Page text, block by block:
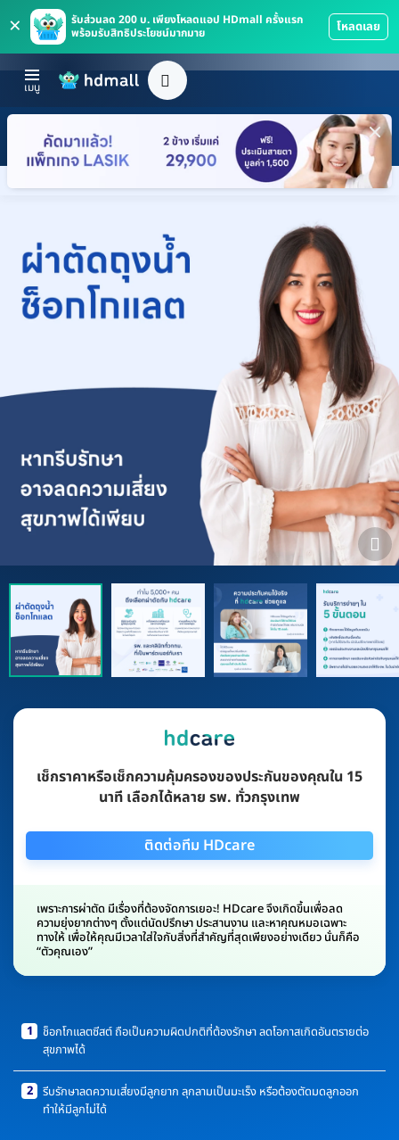
×
รับส่วนลด 200 บ. เพียงโหลดแอป HDmall ครั้งแรก
พร้อมรับสิทธิประโยชน์มากมาย
โหลดเลย
เช็กราคาหรือเช็กความคุ้มครองของประกันของคุณใน 15
นาที เลือกได้หลาย รพ. ทั่วกรุงเทพ
ติดต่อทีม HDcare
เพราะการผ่าตัด มีเรื่องที่ต้องจัดการเยอะ! HDcare จึงเกิดขึ้นเพื่อลด
ความยุ่งยากต่างๆ ตั้งแต่นัดปรึกษา ประสานงาน และหาคุณหมอเฉพาะ
ทางให้ เพื่อให้คุณมีเวลาใส่ใจกับสิ่งที่สำคัญที่สุดเพียงอย่างเดียว นั่นก็คือ
“ตัวคุณเอง”
1
ช็อกโกแลตซีสต์ ถือเป็นความผิดปกติที่ต้องรักษา ลดโอกาสเกิดอันตรายต่อ
สุขภาพได้
2 รีบรักษาลดความเสี่ยงมีลูกยาก ลุกลามเป็นมะเร็ง หรือต้องตัดมดลูกออก
ทำให้มีลูกไม่ได้